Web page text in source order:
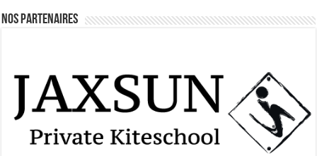
Nos Partenaires